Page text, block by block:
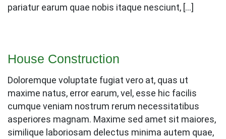
pariatur earum quae nobis itaque nesciunt, […]
House Construction
Doloremque voluptate fugiat vero at, quas ut
maxime natus, error earum, vel, esse hic facilis
cumque veniam nostrum rerum necessitatibus
asperiores magnam. Maxime sed amet sit maiores,
similique laboriosam delectus minima autem quae,